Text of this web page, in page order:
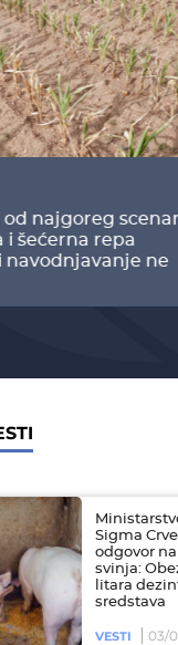
najgoreg
i šećerna repa
navodnjavanje ne
Sigma
odgovor
svinja:
litara
sredstava
VESTI 03/